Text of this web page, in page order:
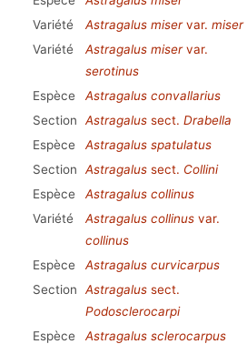
Variété
Astragalus miservar. miser
Variété
Astragalus miservar.
serotinus
Espèce Astragalus convallarius
Section
Astragalus sect. Drabella
Espèce
Astragalus spatulatus
Section
Astragalus sect. Collini
Espèce
Astragalus collinus
Variété
Astragalus collinus var.
collinus
Espèce Astragalus curvicarpus
Section
Astragalus sect.
Podosclerocarpi
Espèce Astragalus sclerocarpus